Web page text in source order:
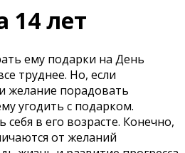
14 лет
ему подарки на День
труднее. Но, если
желание порадовать
угодить с подарком.
в его возрасте. Конечно,
от желаний